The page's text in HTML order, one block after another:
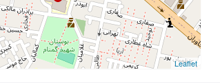
Leaflet